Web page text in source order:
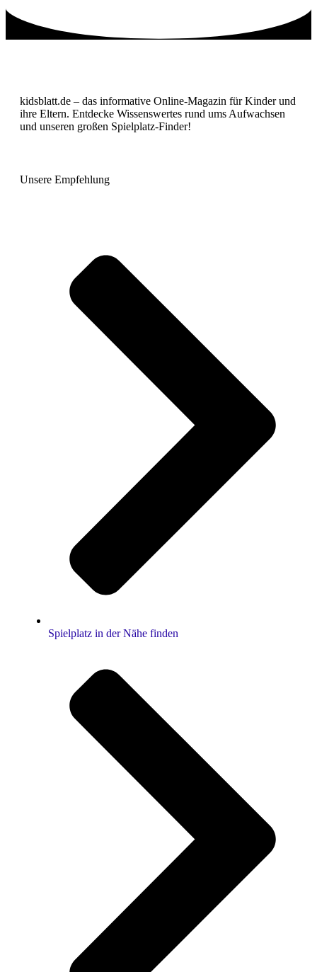
kidsblatt.de – das informative Online-Magazin für Kinder und
ihre Eltern. Entdecke Wissenswertes rund ums Aufwachsen
und unseren großen Spielplatz-Finder!
Unsere Empfehlung
Spielplatz in der Nähe finden